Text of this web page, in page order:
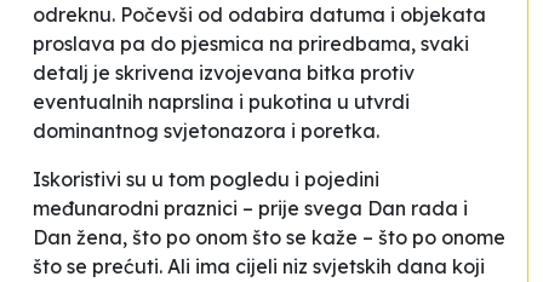
odreknu. Počevši od odabira datuma i objekata
proslava pa do pjesmica na priredbama, svaki
detalj je skrivena izvojevana bitka protiv
eventualnih naprslina i pukotina u utvrdi
dominantnog svjetonazora i poretka.
Iskoristivi su u tom pogledu i pojedini
međunarodni praznici – prije svega Dan rada i
Dan žena, što po onom što se kaže – što po onome
što se prećuti. Ali ima cijeli niz svjetskih dana koji